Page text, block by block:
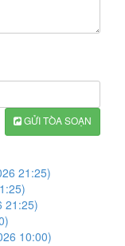
GỬI TÒA SOẠN
21:25)
21:25)
10:00)